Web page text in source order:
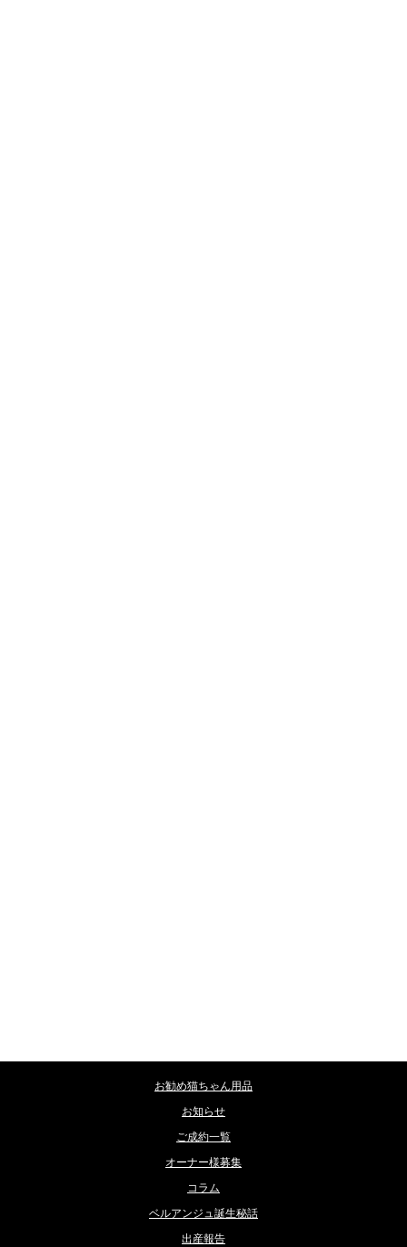
お勧め猫ちゃん用品
お知らせ
ご成約一覧
オーナー様募集
コラム
ベルアンジュ誕生秘話
出産報告